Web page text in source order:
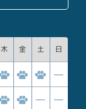
木 金 土 日